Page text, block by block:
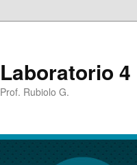
Laboratorio 4
Prof. Rubiolo G.